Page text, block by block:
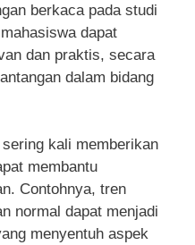
berkaca pada studi
dapat
dan praktis, secara
dalam bidang
kali memberikan
membantu
Contohnya, tren
normal dapat menjadi
menyentuh aspek